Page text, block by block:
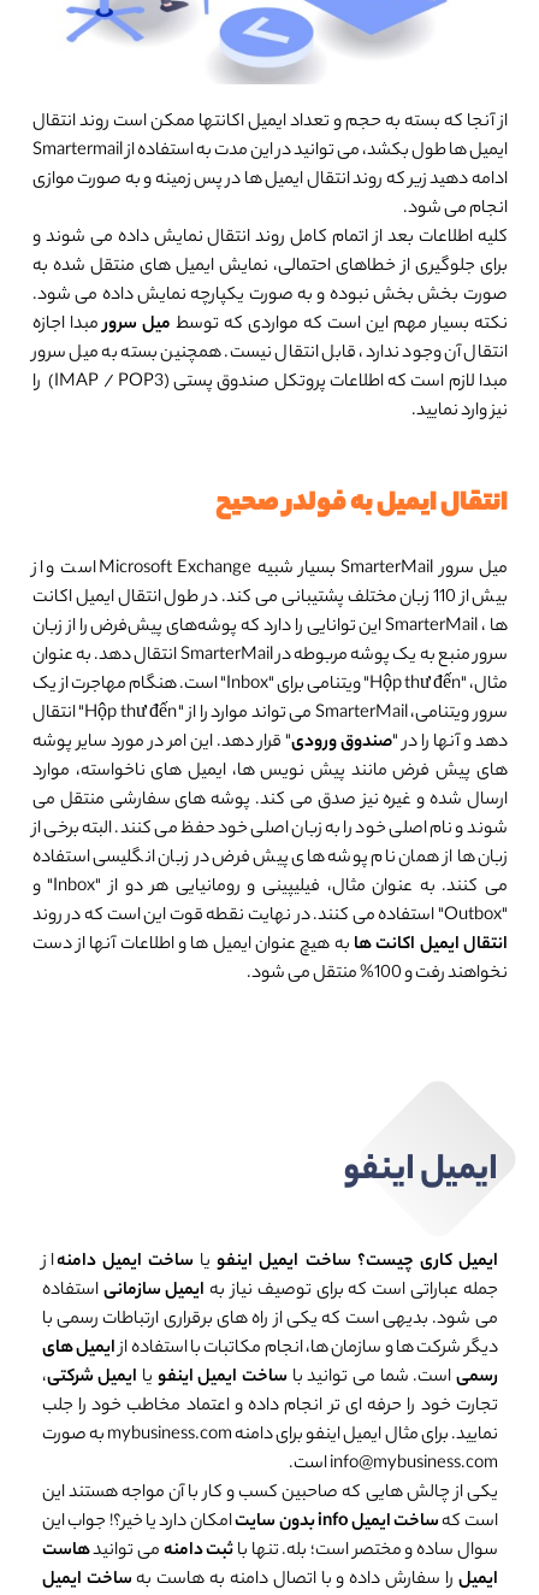
از آنجا که بسته به حجم و تعداد ایمیل اکانتها ممکن است روند انتقال
ایمیل ها طول بکشد، می توانید در این مدت به استفاده از Smartermail
ادامه دهید زیر که روند انتقال ایمیل ها در پس زمینه و به صورت موازی
انجام می شود.
کلیه اطلاعات بعد از اتمام کامل روند انتقال نمایش داده می شوند و
برای جلوگیری از خطاهای احتمالی، نمایش ایمیل های منتقل شده به
صورت بخش بخش نبوده و به صورت یکپارچه نمایش داده می شود.
نکته بسیار مهم این است که مواردی که توسط میل سرورمبدا اجازه
انتقال آن وجود ندارد، قابل انتقال نیست. همچنین بسته به میل سرور
مبدا لازم است که اطلاعات پروتکل صندوق پستی (IMAP / POP3) را
نیز وارد نمایید.
انتقال ایمیل به فولدر صحیح
میل سرور SmarterMail بسیار شبیه Microsoft Exchange است و از
بیش از 110 زبان مختلف پشتیبانی می کند. در طول انتقال ایمیل اکانت
ها ، SmarterMail این توانایی را دارد که پوشه‌های پیش‌فرض را از زبان
سرور منبع به یک پوشه مربوطه در SmarterMail انتقال دهد. به عنوان
مثال، "Hộp thư đến" ویتنامی برای "Inbox" است. هنگام مهاجرت از یک
سرور ویتنامی، SmarterMail می تواند موارد را از "Hộp thư đến" انتقال
دهد و آنها را در "صندوق ورودی" قرار دهد. این امر در مورد سایر پوشه
های پیش فرض مانند پیش نویس ها، ایمیل های ناخواسته، موارد
ارسال شده و غیره نیز صدق می کند. پوشه های سفارشی منتقل می
شوند و نام اصلی خود را به زبان اصلی خود حفظ می کنند. البته برخی از
زبان ها از همان نام پوشه های پیش فرض در زبان انگلیسی استفاده
می کنند. به عنوان مثال، فیلیپینی و رومانیایی هر دو از "Inbox" و
"Outbox" استفاده می کنند. در نهایت نقطه قوت این است که در روند
انتقال ایمیل اکانت ها به هیچ عنوان ایمیل ها و اطلاعات آنها از دست
نخواهند رفت و 100% منتقل می شود.
ایمیل اینفو
ایمیل کاری چیست؟ ساخت ایمیل اینفویا ساخت ایمیل دامنهاز
جمله عباراتی است که برای توصیف نیاز بهایمیل سازمانیاستفاده
می شود. بدیهی است که یکی از راه های برقراری ارتباطات رسمی با
دیگر شرکت ها و سازمان ها، انجام مکاتبات با استفاده ازایمیل های
رسمیاست. شما می توانید با ساخت ایمیل اینفو یا ایمیل شرکتی،
تجارت خود را حرفه ای تر انجام داده و اعتماد مخاطب خود را جلب
نمایید. برای مثال ایمیل اینفو برای دامنه mybusiness.com به صورت
info@mybusiness.com است.
یکی از چالش هایی که صاحبین کسب و کار با آن مواجه هستند این
است کهساخت ایمیل info بدون سایت
امکان دارد یا خیر؟! جواب این
سوال ساده و مختصر است؛ بله. تنها باثبت دامنهمی توانیدهاست
ایمیل را سفارش داده و با اتصال دامنه به هاست بهساخت ایمیل